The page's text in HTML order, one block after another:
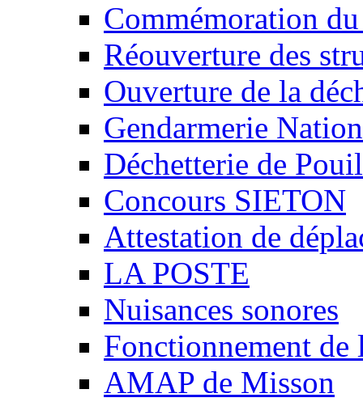
Commémoration
Réouverture des
Ouverture de la
Gendarmerie
Déchetterie de
Concours SIETON
Attestation de
LA POSTE
Nuisances sonores
Fonctionnement
AMAP de Misson